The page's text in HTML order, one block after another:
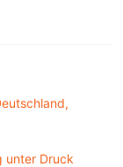
unter Druck